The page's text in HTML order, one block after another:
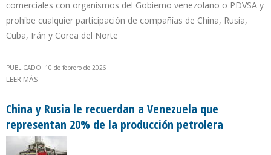
comerciales con organismos del Gobierno venezolano o PDVSA y
prohíbe cualquier participación de compañías de China, Rusia,
Cuba, Irán y Corea del Norte
PUBLICADO: 10 de febrero de 2026
LEER MÁS
China y Rusia le recuerdan a Venezuela que
representan 20% de la producción petrolera